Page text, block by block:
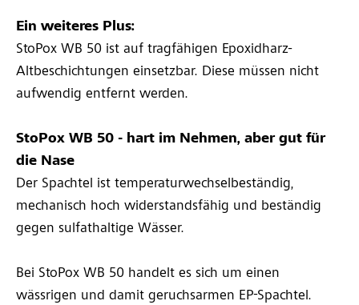
Ein weiteres Plus:
StoPox WB 50 ist auf tragfähigen Epoxidharz-
Altbeschichtungen einsetzbar. Diese müssen nicht
aufwendig entfernt werden.
StoPox WB 50 - hart im Nehmen, aber gut für
die Nase
Der Spachtel ist temperaturwechselbeständig,
mechanisch hoch widerstandsfähig und beständig
gegen sulfathaltige Wässer.
Bei StoPox WB 50 handelt es sich um einen
wässrigen und damit geruchsarmen EP-Spachtel.